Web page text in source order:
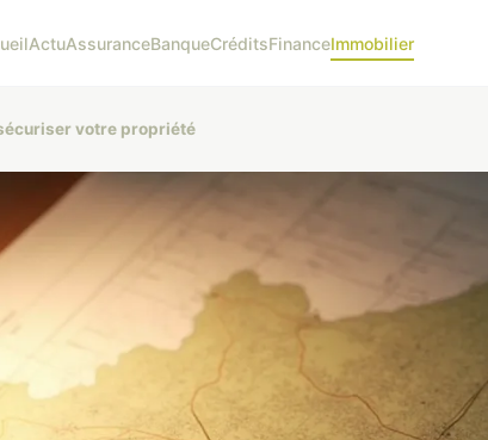
ActuAssuranceBanqueCréditsFinanceImmobilier
votre propriété